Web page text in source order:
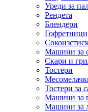
Уреди за
Рендета
Блендери
Гофретници
Машини за
Скари и
Тостери
Тостери за
Машини за
Машини за